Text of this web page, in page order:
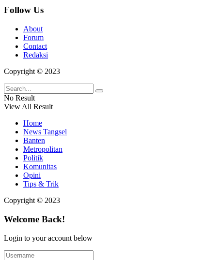
Follow Us
About
Forum
Contact
Redaksi
Copyright © 2023
No Result
View All Result
Home
News Tangsel
Banten
Metropolitan
Politik
Komunitas
Opini
Tips & Trik
Copyright © 2023
Welcome Back!
Login to your account below